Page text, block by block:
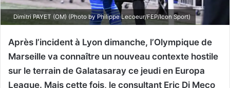
Dimitri PAYET (OM) (Photo by Philippe Lecoeur/FEP/Icon Sport)
Après l’incident à Lyon dimanche, l’Olympique de
Marseille va connaître un nouveau contexte hostile
sur le terrain de Galatasaray ce jeudi en Europa
League. Mais cette fois, le consultant Eric Di Meco